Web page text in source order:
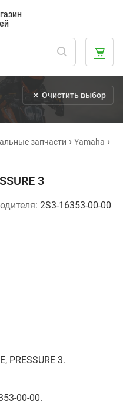
Очистить выбор
запчасти
Yamaha
3
2S3-16353-00-00
PRESSURE 3.
00-00.